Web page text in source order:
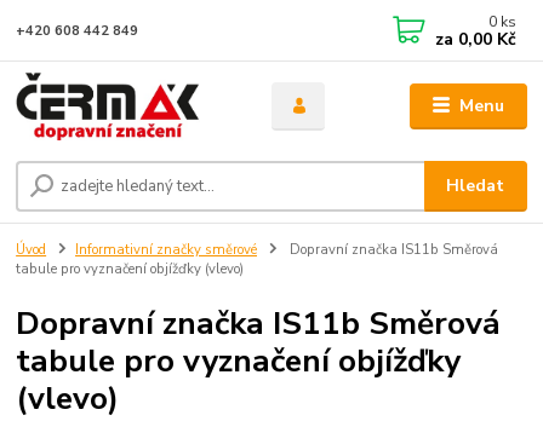
Menu
Hledat
+420 608 442 849 0 ks
za 0,00 Kč
Úvod Informativní značky směrové
Dopravní značka IS11b Směrová
tabule pro vyznačení objížďky (vlevo)
Dopravní značka IS11b Směrová
tabule pro vyznačení objížďky
(vlevo)